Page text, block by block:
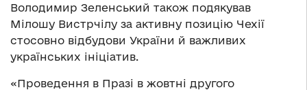
Володимир Зеленський також подякував
Мілошу Вистрчілу за активну позицію Чехії
стосовно відбудови України й важливих
українських ініціатив.
«Проведення в Празі в жовтні другого